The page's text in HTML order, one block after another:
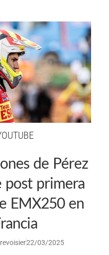
de Pérez
post primera
EMX250 en
22/03/2025